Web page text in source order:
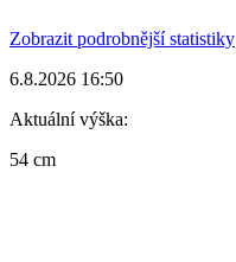
Zobrazit podrobnější statistiky
6.8.2026 16:50
Aktuální výška:
54 cm